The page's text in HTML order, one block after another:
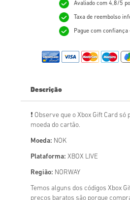
Avaliado com 4,8/5
Taxa de reembolso
Pague com
Descrição
❗ Observe que o Xbox Gift Card
moeda do cartão.
Moeda: NOK
Plataforma: XBOX LIVE
Região: NORWAY
Temos alguns dos códigos Xbox
preços baratos são porque